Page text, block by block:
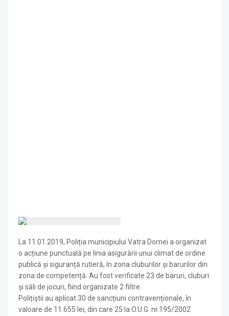
La 11.01.2019, Poliția municipiului Vatra Dornei a organizat
o acțiune punctuală pe linia asigurării unui climat de ordine
publică și siguranță rutieră, în zona cluburilor și barurilor din
zona de competență. Au fost verificate 23 de baruri, cluburi
și săli de jocuri, fiind organizate 2 filtre.
Polițiștii au aplicat 30 de sancțiuni contravenționale, în
valoare de 11.655 lei, din care 25 la O.U.G. nr.195/2002